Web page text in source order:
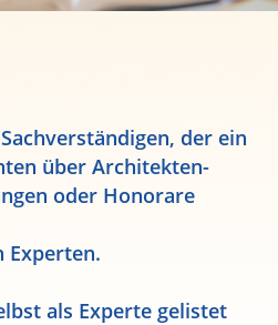
der ein
über Architekten-
oder Honorare
Experten.
als Experte gelistet